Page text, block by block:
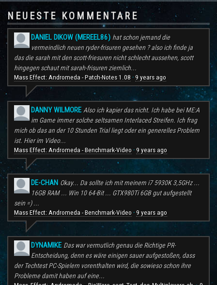
NEUESTE KOMMENTARE
DANIEL DIKOW (MEREEL86) hat schon jemand die
vermeindlich neuen ryder-frisuren gesehen ? also ich finde ja
das die sarah mit den scott-friesuren nicht schlecht aussehen, scott
hingegen schaut mit sarah-frisuren ziemlich...
Mass Effect: Andromeda - Patch-Notes 1.08 · 9 years ago
DANNY WILMORE Also ich kapier das nicht. Ich habe bei ME:A
im Game immer solche seltsamen Interlaced Streifen. Ich frag
mich ob das an der 10 Stunden Trial liegt oder ein generelles Problem
ist. Hier im Video...
Mass Effect: Andromeda - Benchmark-Video · 9 years ago
DE-CHAN Okay... Da sollte ich mit meinem i7 5930K 3,5GHz ...
16GB RAM ... Win 10 64-Bit ... GTX980Ti 6GB gut aufgestellt
sein =) ...
Mass Effect: Andromeda - Benchmark-Video · 9 years ago
DYNAMIKE Das war vermutlich genau die Richtige PR-
Entscheidung, denn es wäre einigen sauer aufgestoßen, dass
der Techtest PC-Spielern vorenthalten wird, die sowieso schon ihre
Probleme damit haben auf eine...